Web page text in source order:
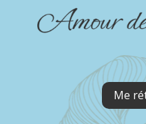
Me